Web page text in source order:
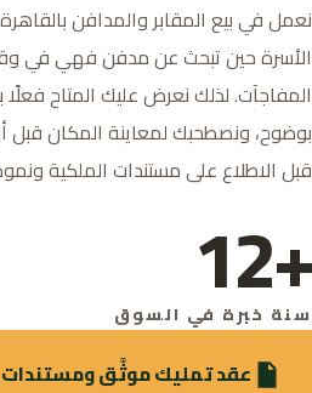
نعمل في بيع المقابر والمدافن
الأسرة حين تبحث عن مدفن فهي في وقت
المفاجآت. لذلك نعرض عليك المتاح
بوضوح، ونصطحبك لمعاينة المكان
قبل الاطلاع على مستندات الملكية
+12
سنة خبرة في السوق
عقد تمليك موثَّق ومستندات